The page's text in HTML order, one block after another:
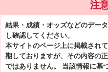
注
結果・成績・オッズなどのデー
し確認してください。
本サイトのページ上に掲載され
期しておりますが、その内容の
ではありません。 当該情報に基